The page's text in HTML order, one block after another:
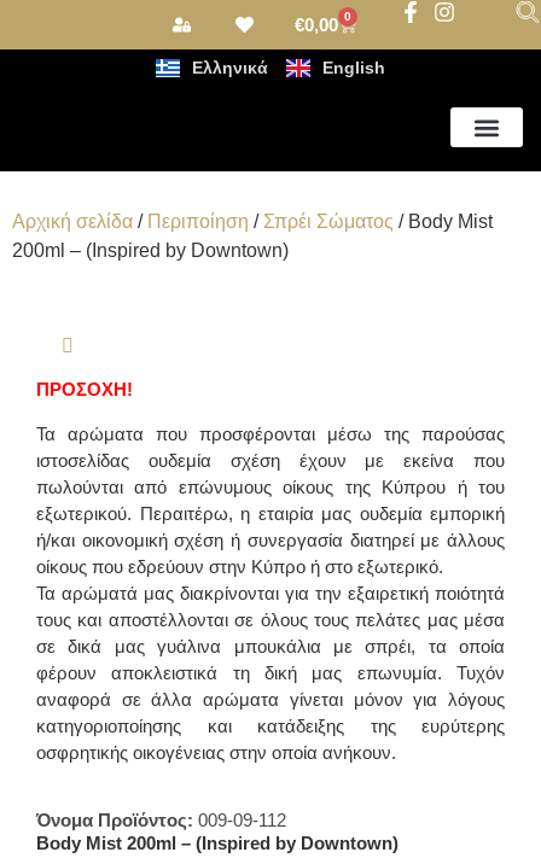
€0,00 0
Ελληνικά English
Αρχική σελίδα / Περιποίηση / Σπρέι Σώματος / Body Mist
200ml – (Inspired by Downtown)
ΠΡΟΣΟΧΗ!
Τα αρώματα που προσφέρονται μέσω της παρούσας
ιστοσελίδας ουδεμία σχέση έχουν με εκείνα που
πωλούνται από επώνυμους οίκους της Κύπρου ή του
εξωτερικού. Περαιτέρω, η εταιρία μας ουδεμία εμπορική
ή/και οικονομική σχέση ή συνεργασία διατηρεί με άλλους
οίκους που εδρεύουν στην Κύπρο ή στο εξωτερικό.
Τα αρώματά μας διακρίνονται για την εξαιρετική ποιότητά
τους και αποστέλλονται σε όλους τους πελάτες μας μέσα
σε δικά μας γυάλινα μπουκάλια με σπρέι, τα οποία
φέρουν αποκλειστικά τη δική μας επωνυμία. Τυχόν
αναφορά σε άλλα αρώματα γίνεται μόνον για λόγους
κατηγοριοποίησης και κατάδειξης της ευρύτερης
οσφρητικής οικογένειας στην οποία ανήκουν.
Όνομα Προϊόντος: 009-09-112
Body Mist 200ml – (Inspired by Downtown)